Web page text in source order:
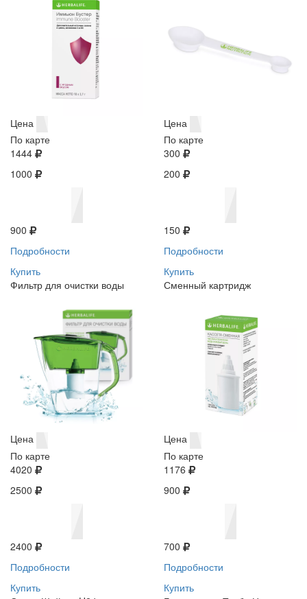
Цена
По карте
1444
1000
900
Подробности
Купить
Цена
По карте
300
200
150
Подробности
Купить
Фильтр для очистки воды
Цена
По карте
4020
2500
2400
Подробности
Купить
Сменный картридж
Цена
По карте
1176
900
700
Подробности
Купить